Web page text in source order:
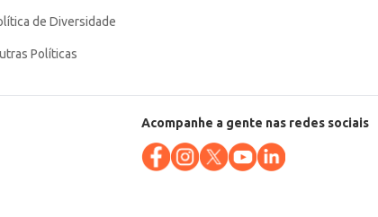
de Diversidade
Políticas
Acompanhe a gente nas redes sociais